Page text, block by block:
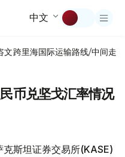
中文
文跨里海国际运输路线/中间走廊
币兑坚戈汇率情况
斯坦证券交易所(KASE)